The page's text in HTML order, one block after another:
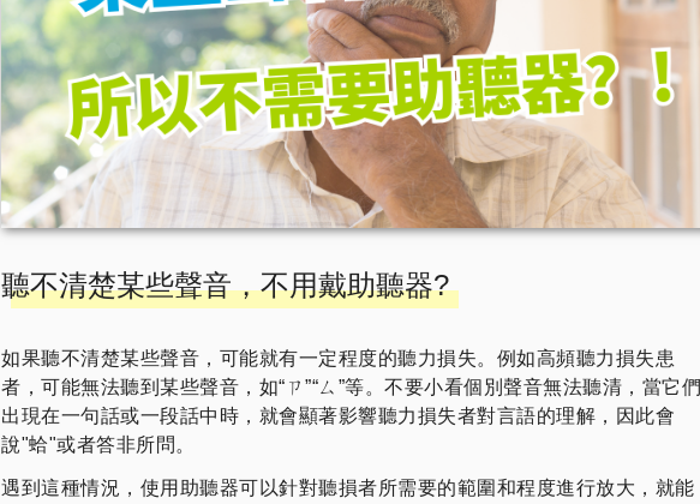
聽不清楚某些聲音，不用戴助聽器?
如果聽不清楚某些聲音，可能就有一定程度的聽力損失。例如高頻聽力損失患
者，可能無法聽到某些聲音，如“ㄗ”“ㄙ”等。不要小看個別聲音無法聽清，當它們
出現在一句話或一段話中時，就會顯著影響聽力損失者對言語的理解，因此會
說"蛤"或者答非所問。
遇到這種情況，使用助聽器可以針對聽損者所需要的範圍和程度進行放大，就能